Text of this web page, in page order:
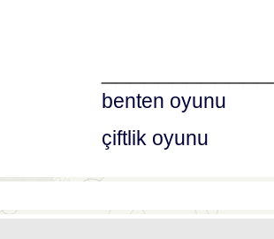
benten oyunu
çiftlik oyunu